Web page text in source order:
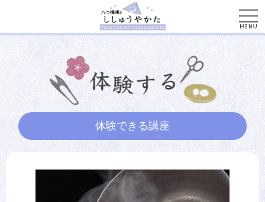
体験できる講座